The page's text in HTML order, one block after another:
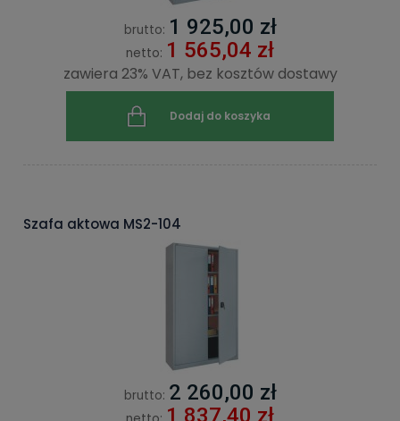
brutto: 1 925,00 zł
netto: 1 565,04 zł
zawiera 23% VAT, bez kosztów dostawy
Dodaj do koszyka
Szafa aktowa MS2-104
brutto: 2 260,00 zł
1 837,40 zł